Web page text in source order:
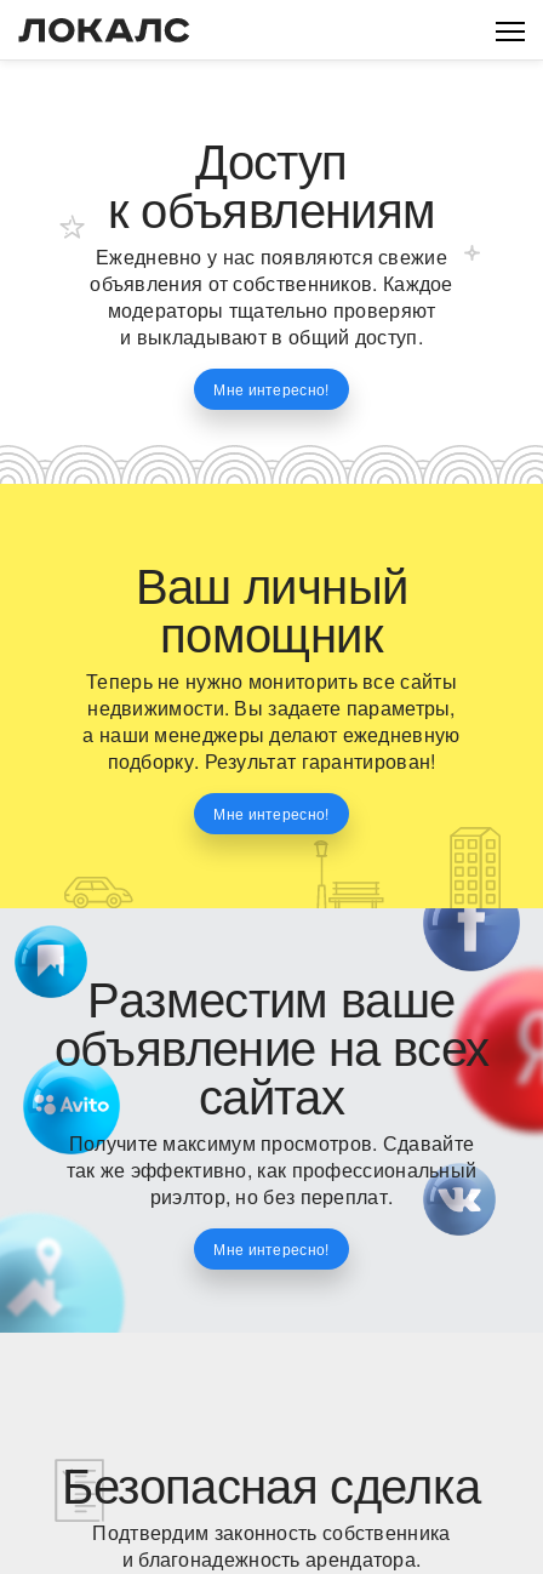
Доступ
кобъявлениям
Ежедневно у нас появляются свежие
объявления от собственников. Каждое
модераторы тщательно проверяют
и выкладывают в общий доступ.
Мне интересно!
Ваш личный
помощник
Теперь не нужно мониторить все сайты
недвижимости. Вы задаете параметры,
а наши менеджеры делают ежедневную
подборку. Результат гарантирован!
Мне интересно!
Разместим ваше
объявление на всех
сайтах
Получите максимум просмотров. Сдавайте
так же эффективно, как профессиональный
риэлтор, но без переплат.
Мне интересно!
Безопасная сделка
Подтвердим законность собственника
и благонадежность арендатора.